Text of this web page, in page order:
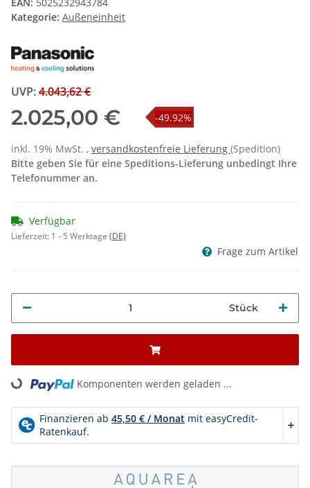
Kategorie: Außeneinheit
UVP:4.043,62 €
-49.92%
2.025,00 €
inkl. 19% MwSt. , versandkostenfreie Lieferung (Spedition)
Bitte geben Sie für eine Speditions-Lieferung unbedingt Ihre
Telefonummer an.
Verfügbar
Lieferzeit: 1 - 5 Werktage (DE)
Frage zum Artikel
Stück
Komponenten werden geladen ...